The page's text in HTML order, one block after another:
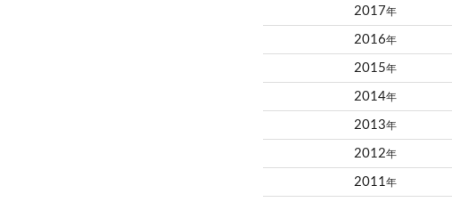
2017年
2016年
2015年
2014年
2013年
2012年
2011 年